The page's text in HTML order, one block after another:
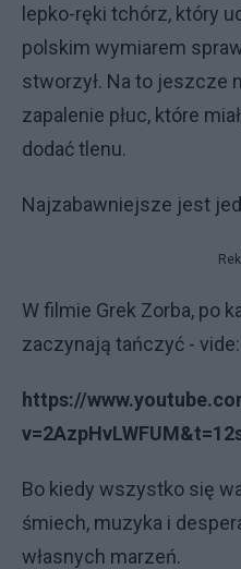
lepko-ręki tchórz, który
polskim wymiarem
stworzył. Na to jeszcze
zapalenie płuc, które
dodać tlenu.
Najzabawniejsze jest
W filmie Grek Zorba, po
zaczynają tańczyć - vide:
https://
Bo kiedy wszystko się
śmiech, muzyka i
własnych marzeń.